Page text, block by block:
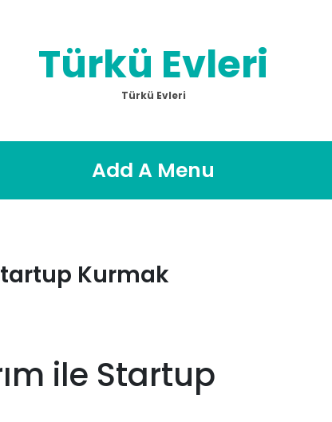
Türkü Evleri
Türkü Evleri
Add A Menu
Kurmak
ile Startup